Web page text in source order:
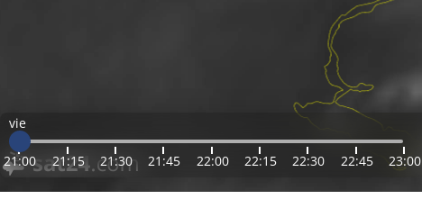
vie
21:00 21:15 21:30 21:45 22:00 22:15 22:30 22:45 23:00